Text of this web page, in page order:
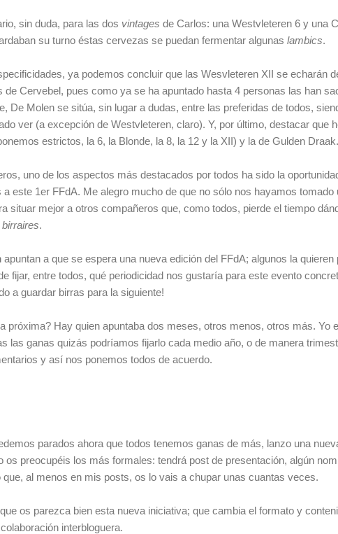
sin duda, para las dos vintages de Carlos: una Westvleteren 6 y una
su turno éstas cervezas se puedan fermentar algunas lambics.
ya podemos concluir que las Wesvleteren XII se echarán
de Cervebel, pues como ya se ha apuntado hasta 4 personas las han
De Molen se sitúa, sin lugar a dudas, entre las preferidas de todos,
ver (a excepción de Westvleteren, claro). Y, por último, destacar que
estrictos, la 6, la Blonde, la 8, la 12 y la XII) y la de Gulden Draak.
uno de los aspectos más destacados por todos ha sido la
a este 1er FFdA. Me alegro mucho de que no sólo nos hayamos
situar mejor a otros compañeros que, como todos, pierde el tiempo
birraires.
a que se espera una nueva edición del FFdA; algunos la
fijar, entre todos, qué periodicidad nos gustaría para este evento
a guardar birras para la siguiente!
próxima? Hay quien apuntaba dos meses, otros menos, otros más. Yo
las ganas quizás podríamos fijarlo cada medio año, o de manera
y así nos ponemos todos de acuerdo.
parados ahora que todos tenemos ganas de más, lanzo una
os preocupéis los más formales: tendrá post de presentación, algún
al menos en mis posts, os lo vais a chupar unas cuantas veces.
os parezca bien esta nueva iniciativa; que cambia el formato y
interbloguera.